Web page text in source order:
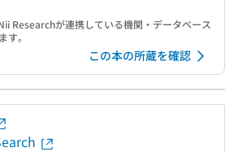
Researchが連携している機関・データベース
す。
この本の所蔵を確認